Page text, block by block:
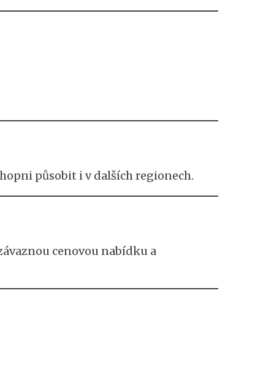
působit i v dalších regionech.
cenovou nabídku a